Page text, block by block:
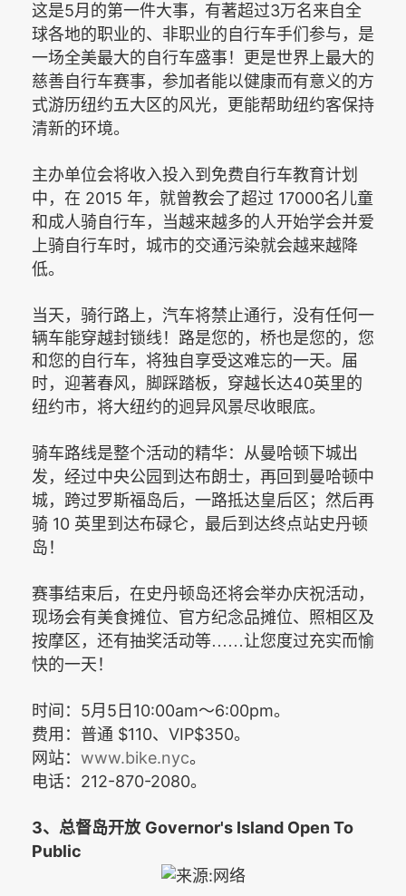
这是5月的第一件大事，有著超过3万名来自全
球各地的职业的、非职业的自行车手们参与，是
一场全美最大的自行车盛事！更是世界上最大的
慈善自行车赛事，参加者能以健康而有意义的方
式游历纽约五大区的风光，更能帮助纽约客保持
清新的环境。
主办单位会将收入投入到免费自行车教育计划
中，在 2015 年，就曾教会了超过 17000名儿童
和成人骑自行车，当越来越多的人开始学会并爱
上骑自行车时，城市的交通污染就会越来越降
低。
当天，骑行路上，汽车将禁止通行，没有任何一
辆车能穿越封锁线！路是您的，桥也是您的，您
和您的自行车，将独自享受这难忘的一天。届
时，迎著春风，脚踩踏板，穿越长达40英里的
纽约市，将大纽约的迥异风景尽收眼底。
骑车路线是整个活动的精华：从曼哈顿下城出
发，经过中央公园到达布朗士，再回到曼哈顿中
城，跨过罗斯福岛后，一路抵达皇后区；然后再
骑 10 英里到达布碌仑，最后到达终点站史丹顿
岛！
赛事结束后，在史丹顿岛还将会举办庆祝活动，
现场会有美食摊位、官方纪念品摊位、照相区及
按摩区，还有抽奖活动等……让您度过充实而愉
快的一天！
时间： 5月 5 日 10:00am～6:00pm。
费用：普通 $110、 VIP$350。
网站： www.bike.nyc。
电话： 212-870-2080。
3、总督岛开放 Governor's Island Open To
Public